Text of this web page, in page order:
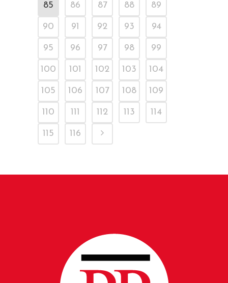
85 86 87 88 89
90 91 92 93 94
95 96 97 98 99
100 101 102 103 104
105 106 107 108 109
110 111 112 113 114
115 116